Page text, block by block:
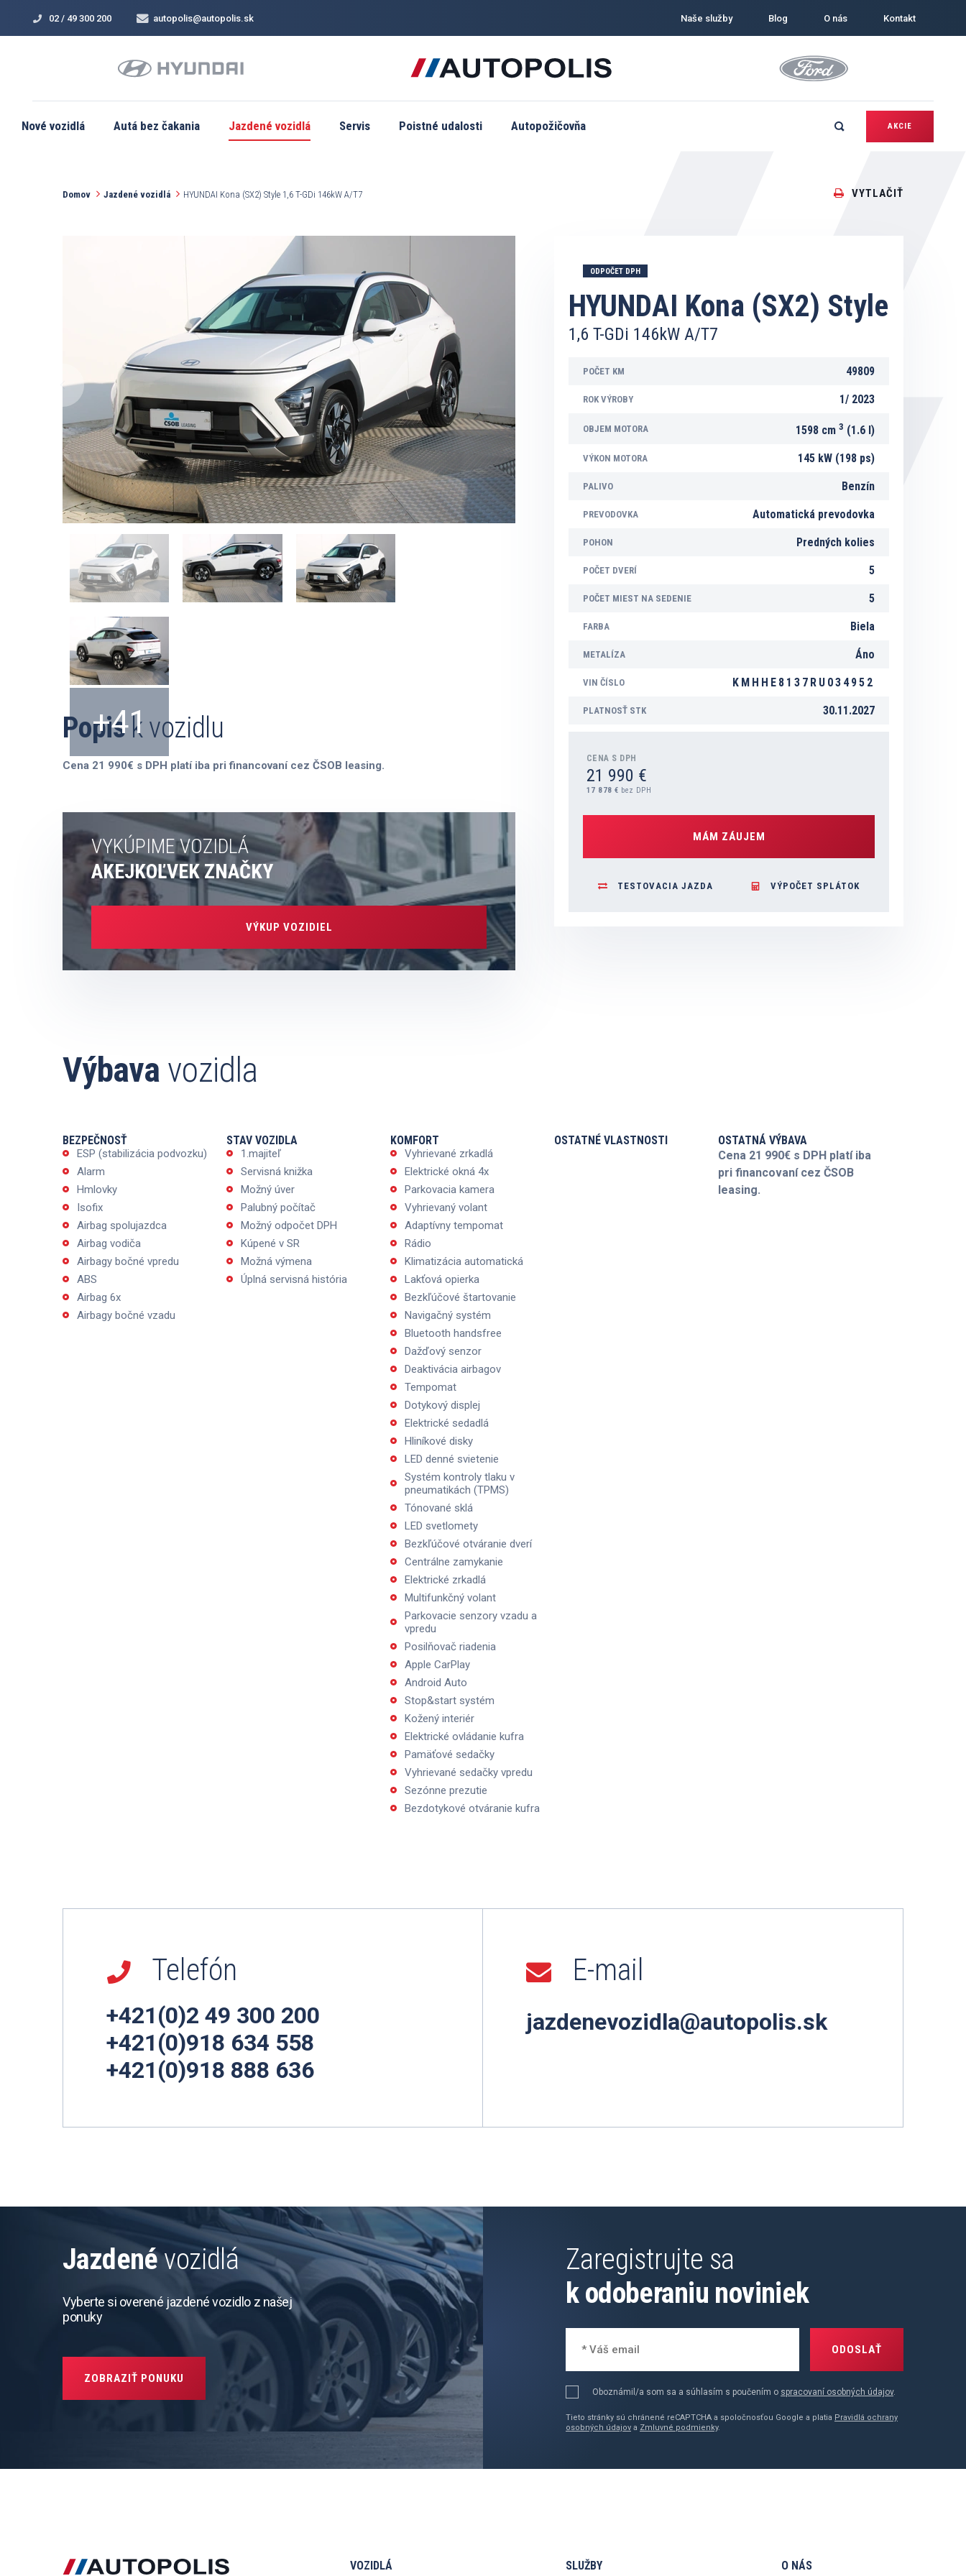
02 / 49 300 200 autopolis@autopolis.sk Naše služby Blog O nás Kontakt
Nové vozidlá Autá bez čakania Jazdené vozidlá Servis Poistné udalosti Autopožičovňa AKCIE
Domov Jazdené vozidlá HYUNDAI Kona (SX2) Style 1,6 T-GDi 146kW A/T7 VYTLAČIŤ
+41
Popisk vozidlu
Cena 21 990€ s DPH platí iba pri financovaní cez ČSOB leasing.
VYKÚPIME VOZIDLÁ
AKEJKOĽVEK ZNAČKY
VÝKUP VOZIDIEL
ODPOČET DPH
HYUNDAI Kona (SX2) Style
1,6 T-GDi 146kW A/T7
POČET KM 49809
ROK VÝROBY 1/ 2023
OBJEM MOTORA 1598 cm 3 (1.6 l)
VÝKON MOTORA 145 kW (198 ps)
PALIVO Benzín
PREVODOVKA Automatická prevodovka
POHON Predných kolies
POČET DVERÍ 5
POČET MIEST NA SEDENIE 5
FARBA Biela
METALÍZA Áno
VIN ČÍSLO KMHHE8137RU034952
PLATNOSŤ STK 30.11.2027
CENA S DPH
21 990 €
17 878 € bez DPH
MÁM ZÁUJEM
TESTOVACIA JAZDA VÝPOČET SPLÁTOK
Výbava vozidla
BEZPEČNOSŤ
ESP (stabilizácia podvozku)
Alarm
Hmlovky
Isofix
Airbag spolujazdca
Airbag vodiča
Airbagy bočné vpredu
ABS
Airbag 6x
Airbagy bočné vzadu
STAV VOZIDLA
1.majiteľ
Servisná knižka
Možný úver
Palubný počítač
Možný odpočet DPH
Kúpené v SR
Možná výmena
Úplná servisná história
KOMFORT
Vyhrievané zrkadlá
Elektrické okná 4x
Parkovacia kamera
Vyhrievaný volant
Adaptívny tempomat
Rádio
Klimatizácia automatická
Lakťová opierka
Bezkľúčové štartovanie
Navigačný systém
Bluetooth handsfree
Dažďový senzor
Deaktivácia airbagov
Tempomat
Dotykový displej
Elektrické sedadlá
Hliníkové disky
LED denné svietenie
Systém kontroly tlaku v
pneumatikách (TPMS)
Tónované sklá
LED svetlomety
Bezkľúčové otváranie dverí
Centrálne zamykanie
Elektrické zrkadlá
Multifunkčný volant
Parkovacie senzory vzadu a
vpredu
Posilňovač riadenia
Apple CarPlay
Android Auto
Stop&start systém
Kožený interiér
Elektrické ovládanie kufra
Pamäťové sedačky
Vyhrievané sedačky vpredu
Sezónne prezutie
Bezdotykové otváranie kufra
OSTATNÉ VLASTNOSTI
OSTATNÁ VÝBAVA
Cena 21 990€ s DPH platí iba
pri financovaní cez ČSOB
leasing.
Telefón
+421(0)2 49 300 200
+421(0)918 634 558
+421(0)918 888 636
E-mail
jazdenevozidla@autopolis.sk
Jazdenévozidlá
Vyberte si overené jazdené vozidlo z našej
ponuky
ZOBRAZIŤ PONUKU
Zaregistrujte sa
k odoberaniu noviniek
ODOSLAŤ
Oboznámil/a som sa a súhlasím s poučením o spracovaní osobných údajov.
Tieto stránky sú chránené reCAPTCHA a spoločnosťou Google a platia Pravidlá ochrany
osobných údajov a Zmluvné podmienky.
VOZIDLÁ SLUŽBY O NÁS